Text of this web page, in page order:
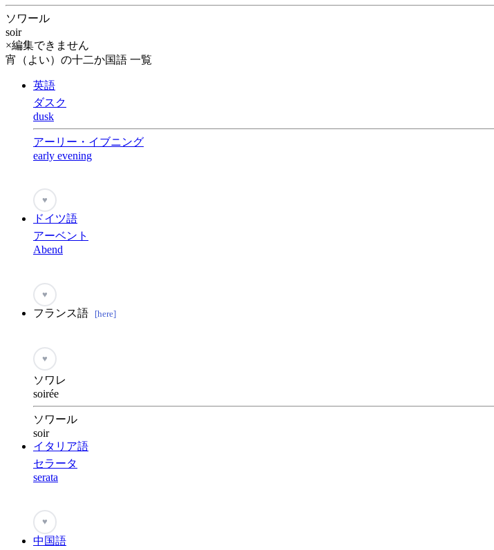
ソワール
soir
×編集できません
宵（よい）の十二か国語 一覧
英語
ダスク
dusk
アーリー・イブニング
early evening
♥
ドイツ語
アーベント
Abend
♥
フランス語 [here]
♥
ソワレ
soirée
ソワール
soir
イタリア語
セラータ
serata
♥
中国語